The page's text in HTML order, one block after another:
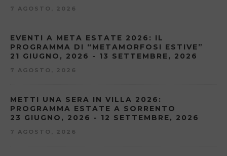
7 AGOSTO, 2026
EVENTI A META ESTATE 2026: IL
PROGRAMMA DI “METAMORFOSI ESTIVE”
21 GIUGNO, 2026 - 13 SETTEMBRE, 2026
7 AGOSTO, 2026
METTI UNA SERA IN VILLA 2026:
PROGRAMMA ESTATE A SORRENTO
23 GIUGNO, 2026 - 12 SETTEMBRE, 2026
7 AGOSTO, 2026